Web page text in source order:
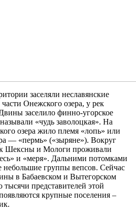
заселяли неславянские
Онежского озера, у рек
заселило финно-угорское
«чудь заволоцкая». На
озера жило племя «лопь» или
— «пермь» («зыряне»). Вокруг
Шексны и Мологи проживали
и «меря». Дальними потомками
группы вепсов. Сейчас
в Бабаевском и Вытегорском
представителей этой
крупные поселения –